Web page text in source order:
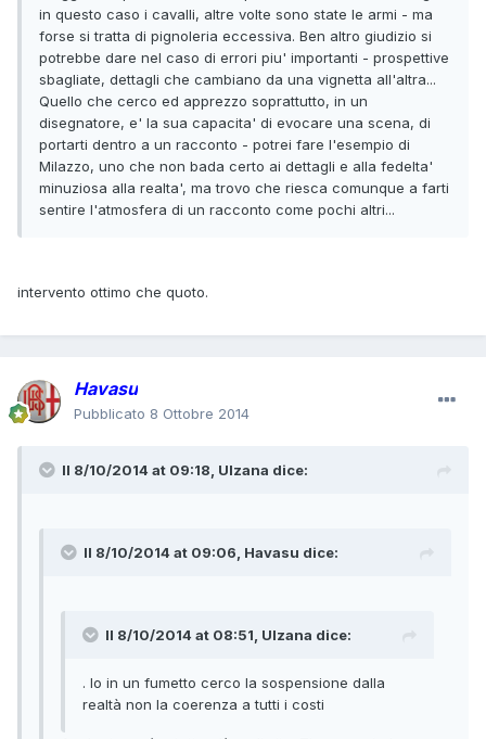
in questo caso i cavalli, altre volte sono state le armi - ma
forse si tratta di pignoleria eccessiva. Ben altro giudizio si
potrebbe dare nel caso di errori piu' importanti - prospettive
sbagliate, dettagli che cambiano da una vignetta all'altra...
Quello che cerco ed apprezzo soprattutto, in un
disegnatore, e' la sua capacita' di evocare una scena, di
portarti dentro a un racconto - potrei fare l'esempio di
Milazzo, uno che non bada certo ai dettagli e alla fedelta'
minuziosa alla realta', ma trovo che riesca comunque a farti
sentire l'atmosfera di un racconto come pochi altri...
intervento ottimo che quoto.
Havasu
Pubblicato 8 Ottobre 2014
Il 8/10/2014 at 09:18, Ulzana dice:
Il 8/10/2014 at 09:06, Havasu dice:
Il 8/10/2014 at 08:51, Ulzana dice:
. Io in un fumetto cerco la sospensione dalla
realtà non la coerenza a tutti i costi